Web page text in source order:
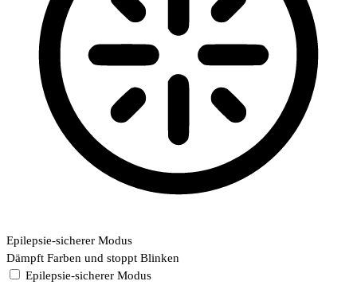
Epilepsie-sicherer Modus
Dämpft Farben und stoppt Blinken
Epilepsie-sicherer Modus